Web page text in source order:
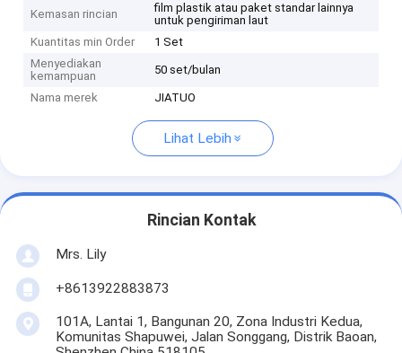
Kemasan rincian
film plastik atau paket standar lainnya
untuk pengiriman laut
Kuantitas min Order
1 Set
Menyediakan
kemampuan
50 set/bulan
Nama merek JIATUO
Lihat Lebih
Rincian Kontak
Mrs. Lily
+8613922883873
101A, Lantai 1, Bangunan 20, Zona Industri Kedua,
Komunitas Shapuwei, Jalan Songgang, Distrik Baoan,